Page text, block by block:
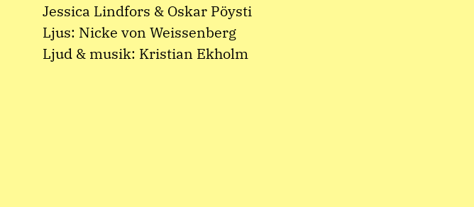
Jessica Lindfors & Oskar Pöysti
Ljus: Nicke von Weissenberg
Ljud & musik: Kristian Ekholm